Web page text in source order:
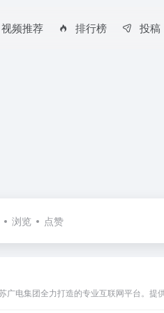
视频推荐 排行榜 投稿
浏览 点赞